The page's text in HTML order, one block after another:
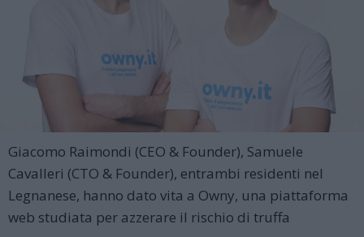
Giacomo Raimondi (CEO & Founder), Samuele
Cavalleri (CTO & Founder), entrambi residenti nel
Legnanese, hanno dato vita a Owny, una piattaforma
web studiata per azzerare il rischio di truffa